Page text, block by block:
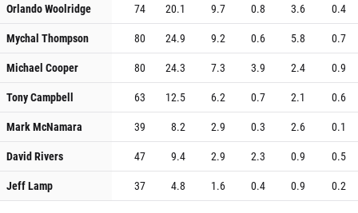
Orlando Woolridge 74 20.1 9.7 0.8 3.6
0.4
Mychal Thompson
80 24.9 9.2 0.6 5.8
0.7
Michael Cooper
80 24.3 7.3 3.9 2.4
0.9
Tony Campbell
63 12.5 6.2 0.7 2.1
0.6
Mark McNamara
39 8.2 2.9 0.3 2.6
0.1
David Rivers
47 9.4 2.9 2.3 0.9
0.5
Jeff Lamp
37 4.8 1.6 0.4 0.9 0.2